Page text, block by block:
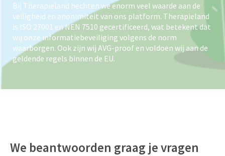
Bij Therapieland hechten we enorm veel waarde aan de
veiligheid en anonimiteit van ons platform. Therapieland
is ISO 27001 en NEN 7510 gecertificeerd, wat betekent dat
wij onze informatiebeveiliging volgens de norm
waarborgen. Ook zijn wij AVG-proof en voldoen wij aan de
geldende regels binnen de EU.
We beantwoorden graag je vragen